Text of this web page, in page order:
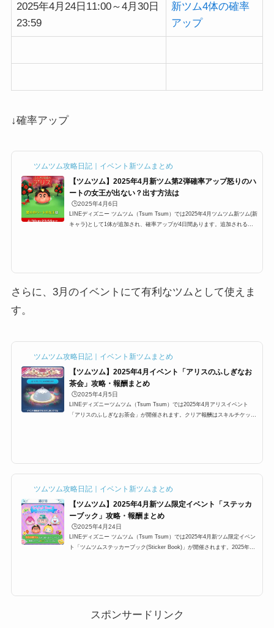
2025年4月24日11:00～4月30日
23:59
新ツム4体の確率
アップ
↓確率アップ
ツムツム攻略日記｜イベント新ツムまとめ
【ツムツム】2025年4月新ツム第2弾確率アップ怒りのハ
ートの女王が出ない？出す方法は
🕒️2025年4月6日
LINEディズニー ツムツム（Tsum Tsum）では2025年4月ツムツム新ツム(新
キャラ)として1体が追加され、確率アップが4日間あります。追加されるの
国のアリスシリーズより1体が追...
さらに、3月のイベントにて有利なツムとして使えま
す。
ツムツム攻略日記｜イベント新ツムまとめ
【ツムツム】2025年4月イベント「アリスのふしぎなお
茶会」攻略・報酬まとめ
🕒️2025年4月5日
LINEディズニーツムツム（Tsum Tsum）では2025年4月アリスイベント
「アリスのふしぎなお茶会」が開催されます。クリア報酬はスキルチケット
ツムツム攻略日記｜イベント新ツムまとめ
【ツムツム】2025年4月新ツム限定イベント「ステッカ
ーブック」攻略・報酬まとめ
🕒️2025年4月24日
LINEディズニー ツムツム（Tsum Tsum）では2025年4月新ツム限定イベン
ト「ツムツムステッカーブック(Sticker Book)」が開催されます。2025年4
ツム限定イベント ステッカー...
スポンサードリンク